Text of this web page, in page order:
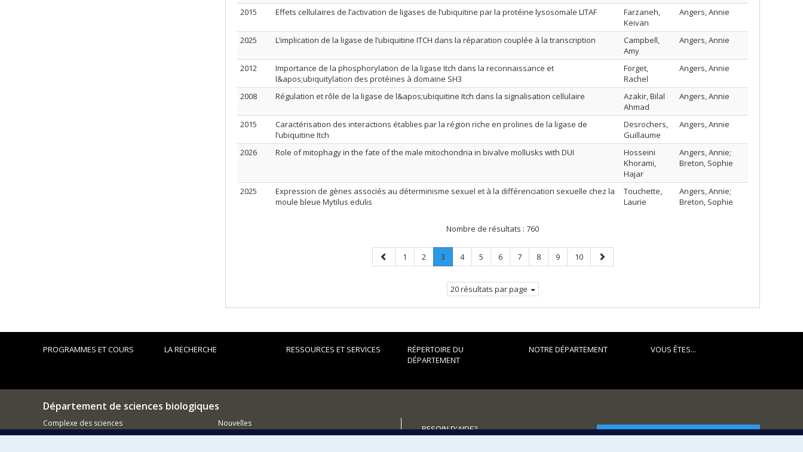
2015 Effets cellulaires de l’activation de ligases de l’ubiquitine par la protéine lysosomale LITAF
Farzaneh,
Keivan
Angers, Annie
2025 L’implication de la ligase de l’ubiquitine ITCH dans la réparation couplée à la transcription
Campbell,
Amy
Angers, Annie
2012
Importance de la phosphorylation de la ligase Itch dans la reconnaissance et
l&apos;ubiquitylation des protéines à domaine SH3
Forget,
Rachel
Angers, Annie
2008 Régulation et rôle de la ligase de l&apos;ubiquitine Itch dans la signalisation cellulaire
Azakir, Bilal
Ahmad
Angers, Annie
2015
Caractérisation des interactions établies par la région riche en prolines de la ligase de
l’ubiquitine Itch
Desrochers,
Guillaume
Angers, Annie
2026 Role of mitophagy in the fate of the male mitochondria in bivalve mollusks with DUI
Hosseini
Khorami,
Hajar
Angers, Annie;
Breton, Sophie
2025
Expression de gènes associés au déterminisme sexuel et à la différenciation sexuelle chez la
moule bleue Mytilus edulis
Touchette,
Laurie
Angers, Annie;
Breton, Sophie
Nombre de résultats : 760
Page
précédente
Page
1 Page
2 Page
3.
Page
Page
4 Page
5 Page
6 Page
7 Page
8 Page
9 Page
10
Page
suivante
20 résultats par page
PROGRAMMES ET COURS LA RECHERCHE RESSOURCES ET SERVICES
RÉPERTOIRE DU
DÉPARTEMENT
NOTRE DÉPARTEMENT VOUS ÊTES...
Département de sciences biologiques
Complexe des sciences
1375 Avenue Thérèse-Lavoie-Roux
Nouvelles
BESOIN D'AIDE?
FACULTÉ DES ARTS ET DES SCIENCES